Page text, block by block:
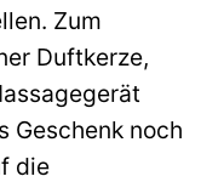
Zum
Duftkerze,
Geschenk noch
die